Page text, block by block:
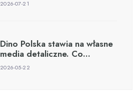
2026-07-21
Dino Polska stawia na własne
media detaliczne. Co…
2026-05-22